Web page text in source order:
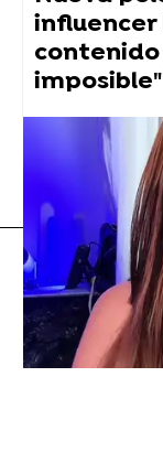
influencer
contenido